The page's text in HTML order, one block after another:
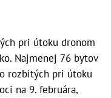
pri útoku dronom
Najmenej 76 bytov
rozbitých pri útoku
na 9. februára,